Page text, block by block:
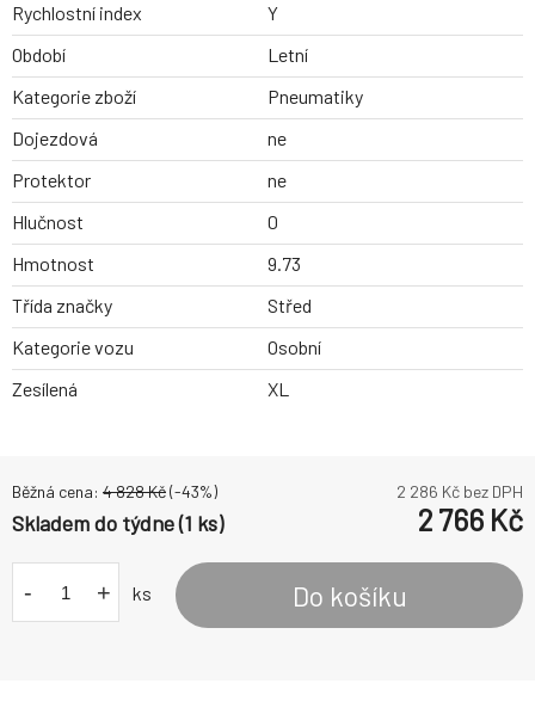
Rychlostní index
Y
Období
Letní
Kategorie zboží
Pneumatiky
Dojezdová
ne
Protektor
ne
Hlučnost
0
Hmotnost
9.73
Třída značky
Střed
Kategorie vozu
Osobní
Zesílená
XL
Běžná cena: 4 828Kč(-43%) 2 286 Kč bez DPH
Skladem do týdne (1 ks) 2 766 Kč
- + ks Do košíku